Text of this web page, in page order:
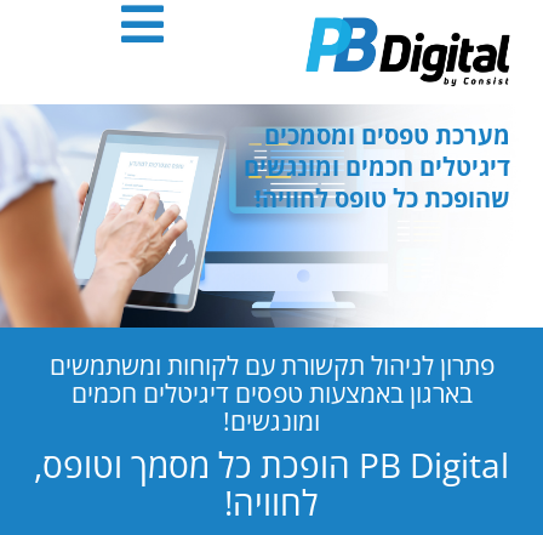
אנטר
מערכת טפסים ומסמכים
דיגיטלים חכמים ומונגשים
שהופכת כל טופס לחוויה!
פתרון לניהול תקשורת עם לקוחות ומשתמשים
בארגון באמצעות טפסים דיגיטלים חכמים
ומונגשים!
PB Digital הופכת כל מסמך וטופס,
לחוויה!